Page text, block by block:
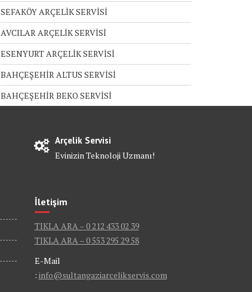
SEFAKÖY ARÇELİK SERVİSİ
AVCILAR ARÇELİK SERVİSİ
ESENYURT ARÇELİK SERVİSİ
BAHÇEŞEHİR ALTUS SERVİSİ
BAHÇEŞEHİR BEKO SERVİSİ
Arçelik Servisi
Evinizin Teknoloji Uzmanı!
İletişim
TIKLA ARA – 0 212 433 02 39
TIKLA ARA – 0 553 295 29 58
E-Mail
: info@sultangaziarcelikservis.com